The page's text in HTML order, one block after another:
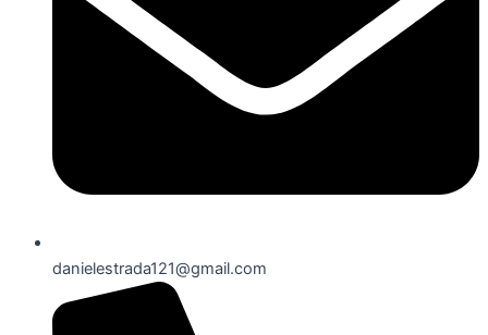
danielestrada121@gmail.com